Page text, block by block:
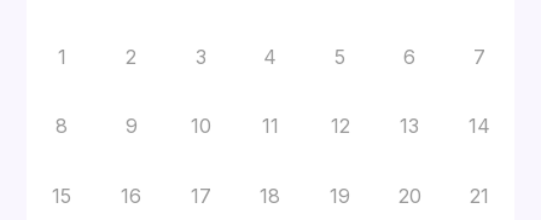
1 2 3 4 5 6 7
8 9 10 11 12 13 14
15 16 17 18 19 20 21